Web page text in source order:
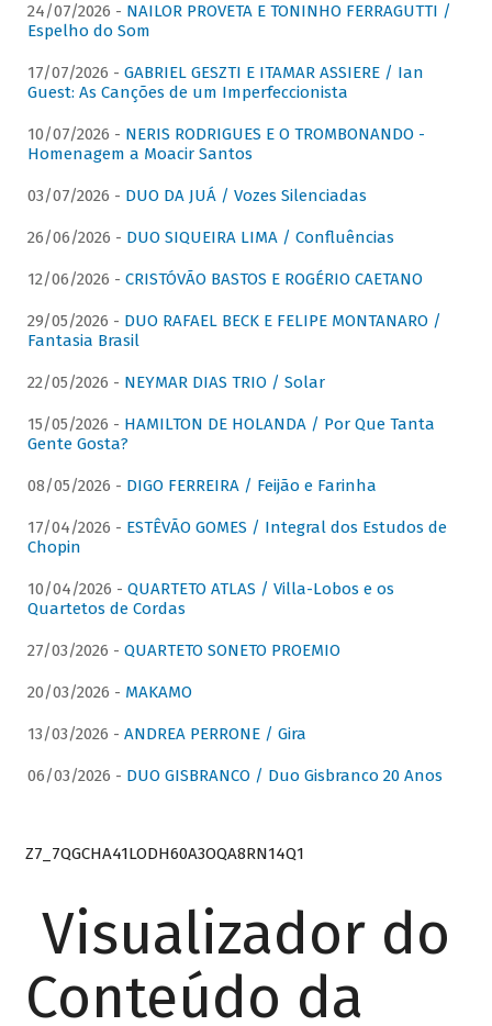
24/07/2026 - NAILOR PROVETA E TONINHO FERRAGUTTI /
Espelho do Som
17/07/2026 - GABRIEL GESZTI E ITAMAR ASSIERE / Ian
Guest: As Canções de um Imperfeccionista
10/07/2026 - NERIS RODRIGUES E O TROMBONANDO -
Homenagem a Moacir Santos
03/07/2026 - DUO DA JUÁ / Vozes Silenciadas
26/06/2026 - DUO SIQUEIRA LIMA / Confluências
12/06/2026 - CRISTÓVÃO BASTOS E ROGÉRIO CAETANO
29/05/2026 - DUO RAFAEL BECK E FELIPE MONTANARO /
Fantasia Brasil
22/05/2026 - NEYMAR DIAS TRIO / Solar
15/05/2026 - HAMILTON DE HOLANDA / Por Que Tanta
Gente Gosta?
08/05/2026 - DIGO FERREIRA / Feijão e Farinha
17/04/2026 - ESTÊVÃO GOMES / Integral dos Estudos de
Chopin
10/04/2026 - QUARTETO ATLAS / Villa-Lobos e os
Quartetos de Cordas
27/03/2026 - QUARTETO SONETO PROEMIO
20/03/2026 - MAKAMO
13/03/2026 - ANDREA PERRONE / Gira
06/03/2026 - DUO GISBRANCO / Duo Gisbranco 20 Anos
Z7_7QGCHA41LODH60A3OQA8RN14Q1
Visualizador do
Conteúdo da